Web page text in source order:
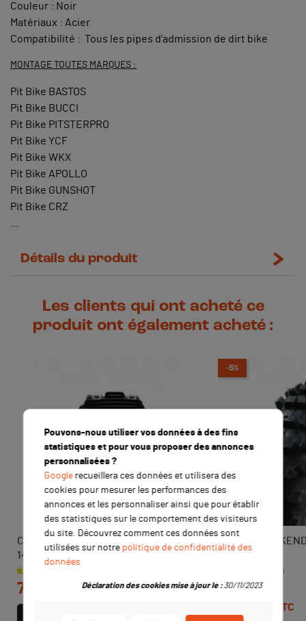
Couleur : Noir
Matériaux : Acier
Compatibilité : Tous les pipes d'admission de dirt bike
MONTAGE TOUTES MARQUES :
Pit Bike BASTOS
Pit Bike BUCCI
Pit Bike PITSTERPRO
Pit Bike YCF
Pit Bike WKX
Pit Bike APOLLO
Pit Bike GUNSHOT
Pit Bike CRZ
Détails du produit
Les clients qui ont acheté ce
produit ont également acheté :
Culasse complète LIFAN 125, 138,
140 et 145
Prix
72,00 € TTC
-5%
Pneu arrière
42,00 €
TTC
Pouvons-nous utiliser vos données à des fins
statistiques et pour vous proposer des annonces
personnalisées ?
Googlerecueillera ces données et utilisera des
cookies pour mesurer les performances des
annonces et les personnaliser ainsi que pour établir
des statistiques sur le comportement des visiteurs
du site. Découvrez comment ces données sont
utilisées sur notre politique de confidentialité des
données
Déclaration des cookies mise à jour le :30/11/2023